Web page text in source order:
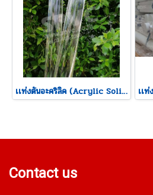
เเท่งตันอะคริลิค (Acrylic Solid Rod)
Contact us